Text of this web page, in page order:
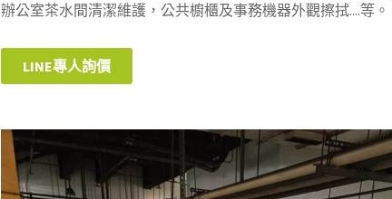
辦公室茶水間清潔維護，公共櫥櫃及事務機器外觀擦拭....等。
LINE專人詢價